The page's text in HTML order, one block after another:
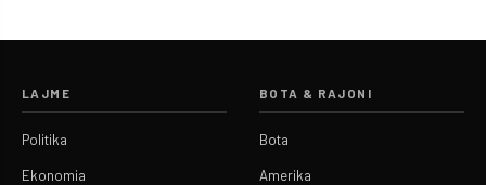
LAJME
Politika
Ekonomia
BOTA & RAJONI
Bota
Amerika